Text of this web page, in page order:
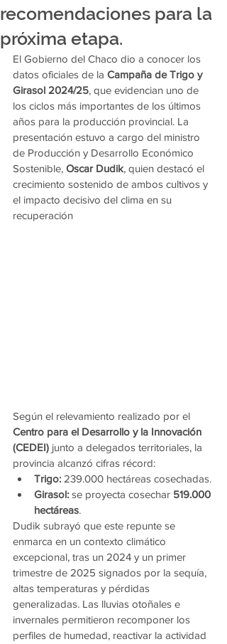
recomendaciones para la
próxima etapa.
El Gobierno del Chaco dio a conocer los
datos oficiales de la Campaña de Trigo y
Girasol 2024/25, que evidencian uno de
los ciclos más importantes de los últimos
años para la producción provincial. La
presentación estuvo a cargo del ministro
de Producción y Desarrollo Económico
Sostenible, Oscar Dudik, quien destacó el
crecimiento sostenido de ambos cultivos y
el impacto decisivo del clima en su
recuperación
Según el relevamiento realizado por el
Centro para el Desarrollo y la Innovación
(CEDEI) junto a delegados territoriales, la
provincia alcanzó cifras récord:
Trigo: 239.000 hectáreas cosechadas.
Girasol: se proyecta cosechar 519.000
hectáreas.
Dudik subrayó que este repunte se
enmarca en un contexto climático
excepcional, tras un 2024 y un primer
trimestre de 2025 signados por la sequía,
altas temperaturas y pérdidas
generalizadas. Las lluvias otoñales e
invernales permitieron recomponer los
perfiles de humedad, reactivar la actividad